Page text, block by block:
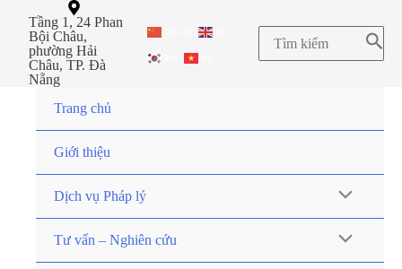
Tầng 1, 24 Phan
Bội Châu,
phường Hải
Châu, TP. Đà
Nẵng
Trang chủ
Giới thiệu
Dịch vụ Pháp lý
Tư vấn – Nghiên cứu